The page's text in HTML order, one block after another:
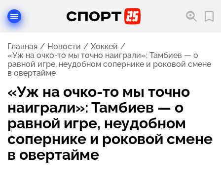
Главная Новости
Хоккей
«Уж на очко-то мы точно наиграли»: Тамбиев — о
равной игре, неудобном сопернике и роковой смене
в овертайме
«Уж на очко-то мы точно
наиграли»: Тамбиев — о
равной игре, неудобном
сопернике и роковой смене
в овертайме